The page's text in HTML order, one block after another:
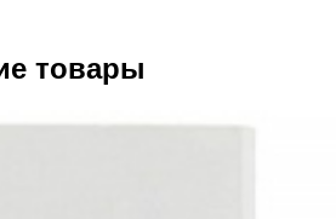
товары